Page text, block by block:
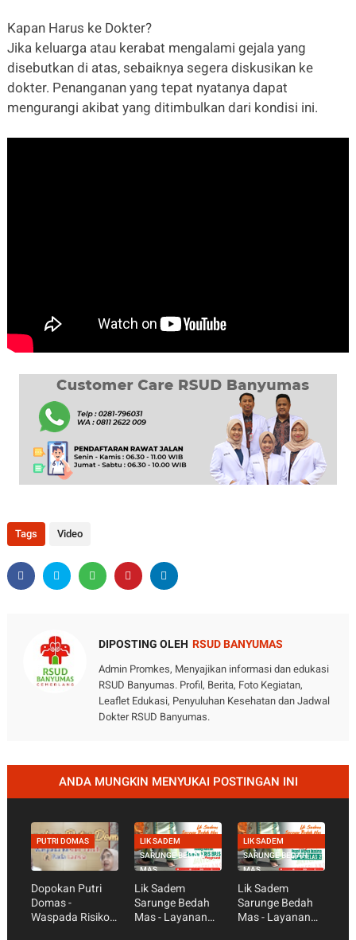
Kapan Harus ke Dokter?
Jika keluarga atau kerabat mengalami gejala yang
disebutkan di atas, sebaiknya segera diskusikan ke
dokter. Penanganan yang tepat nyatanya dapat
mengurangi akibat yang ditimbulkan dari kondisi ini.
Tags Video
DIPOSTING OLEH RSUD BANYUMAS
Admin Promkes, Menyajikan informasi dan edukasi
RSUD Banyumas. Profil, Berita, Foto Kegiatan,
Leaflet Edukasi, Penyuluhan Kesehatan dan Jadwal
Dokter RSUD Banyumas.
ANDA MUNGKIN MENYUKAI POSTINGAN INI
PUTRI DOMAS
Dopokan Putri
Domas -
Waspada Risiko
LIK SADEM
SARUNGE BEDAH
MAS
Lik Sadem
Sarunge Bedah
Mas - Layanan
LIK SADEM
SARUNGE BEDAH
MAS
Lik Sadem
Sarunge Bedah
Mas - Layanan